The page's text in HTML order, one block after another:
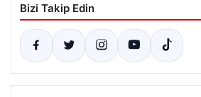
Bizi Takip Edin